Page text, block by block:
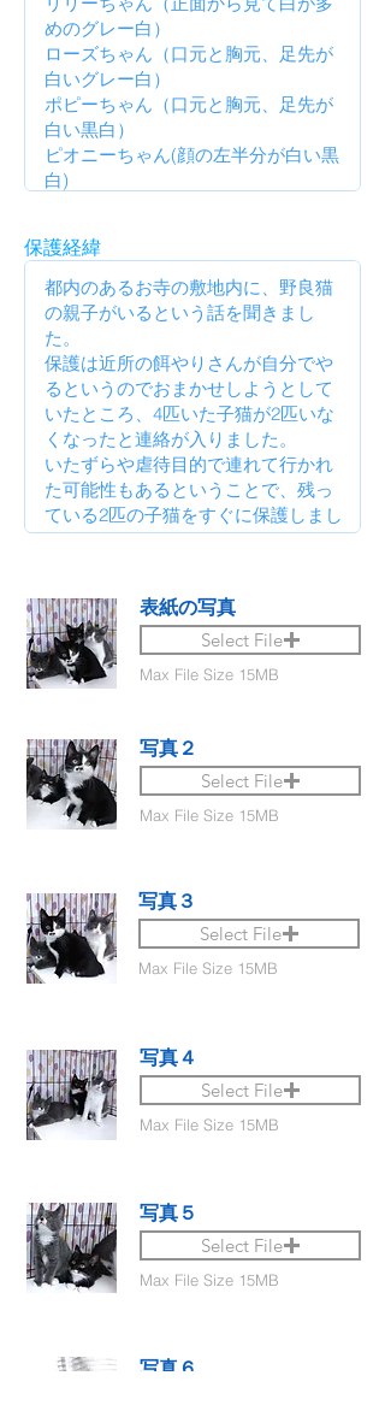
保護経緯
表紙の写真
Select File
Max File Size 15MB
写真２
Select File
Max File Size 15MB
写真３
Select File
Max File Size 15MB
写真４
Select File
Max File Size 15MB
写真５
Select File
Max File Size 15MB
写真６